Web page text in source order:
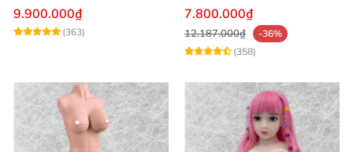
cô gái xinh đẹp
9.900.000₫
(363)
Mại Gọn Nhẹ Giá Tốt
7.800.000₫
12.187.000₫
-36%
(358)